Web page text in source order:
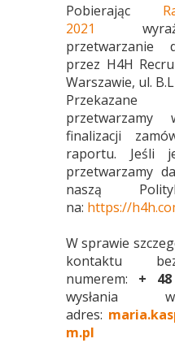
Pobierając
2021
przetwarzanie
przez H4H
Warszawie, ul.
Przekazane
przetwarzamy
finalizacji
raportu. Jeśli
przetwarzamy
naszą
na: https://
W sprawie
kontaktu
numerem: +
wysłania
adres:
m.pl